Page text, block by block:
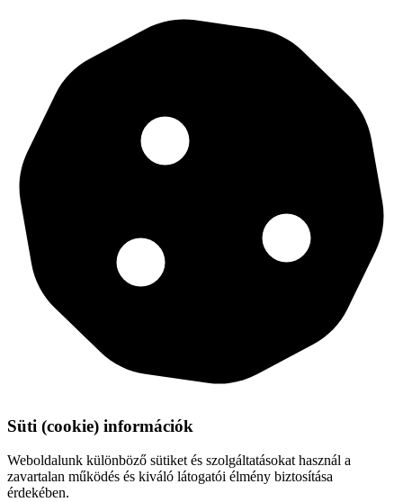
Süti (cookie) információk
Weboldalunk különböző sütiket és szolgáltatásokat használ a
zavartalan működés és kiváló látogatói élmény biztosítása
érdekében.